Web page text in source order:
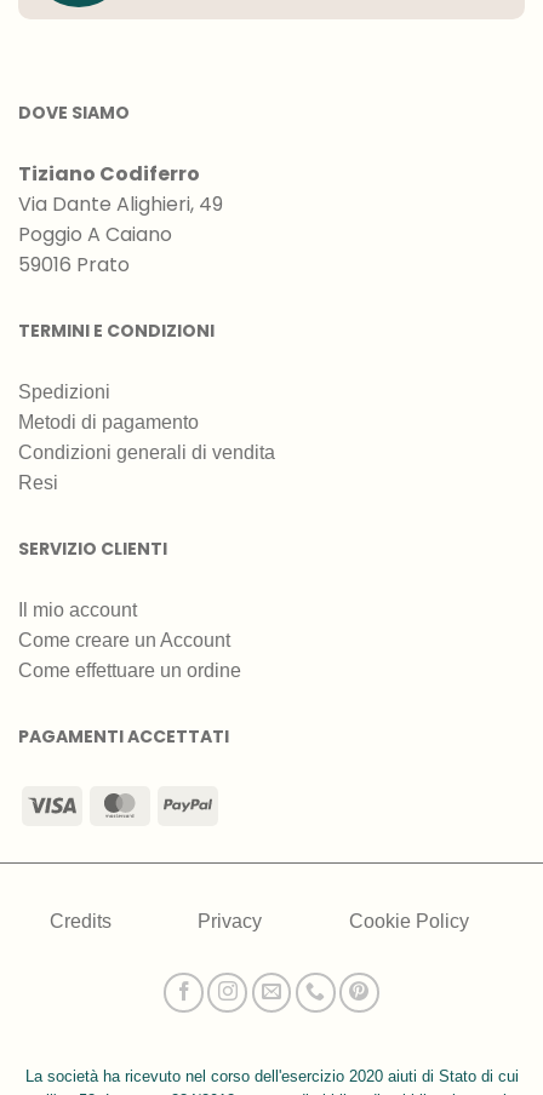
DOVE SIAMO
Tiziano Codiferro
Via Dante Alighieri, 49
Poggio A Caiano
59016 Prato
TERMINI E CONDIZIONI
Spedizioni
Metodi di pagamento
Condizioni generali di vendita
Resi
SERVIZIO CLIENTI
Il mio account
Come creare un Account
Come effettuare un ordine
PAGAMENTI ACCETTATI
Visa MasterCardPayPal
Credits Privacy Cookie Policy
La società ha ricevuto nel corso dell'esercizio 2020 aiuti di Stato di cui